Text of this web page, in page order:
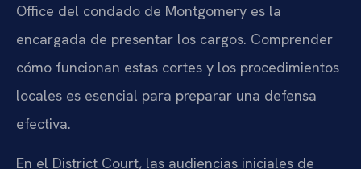
Office del condado de Montgomery es la
encargada de presentar los cargos. Comprender
cómo funcionan estas cortes y los procedimientos
locales es esencial para preparar una defensa
efectiva.
En el District Court, las audiencias iniciales de